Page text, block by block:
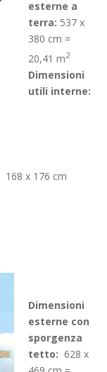
esterne a
terra: 537 x
380 cm =
20,41 m2
Dimensioni
utili interne:
168 x 176 cm
Dimensioni
esterne con
sporgenza
tetto: 628 x